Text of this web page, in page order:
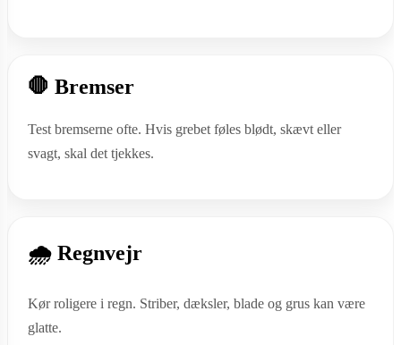
🛑 Bremser
Test bremserne ofte. Hvis grebet føles blødt, skævt eller
svagt, skal det tjekkes.
🌧️ Regnvejr
Kør roligere i regn. Striber, dæksler, blade og grus kan være
glatte.